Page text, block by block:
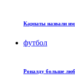
Карпаты назвали
футбол
Роналду больше